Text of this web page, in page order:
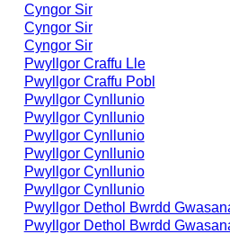
Cyngor Sir
Cyngor Sir
Cyngor Sir
Pwyllgor Craffu Lle
Pwyllgor Craffu Pobl
Pwyllgor Cynllunio
Pwyllgor Cynllunio
Pwyllgor Cynllunio
Pwyllgor Cynllunio
Pwyllgor Cynllunio
Pwyllgor Cynllunio
Pwyllgor Dethol Bwrdd
Pwyllgor Dethol Bwrdd